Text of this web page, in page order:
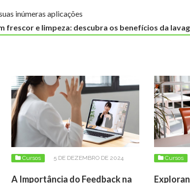
inúmeras aplicações
frescor e limpeza: descubra os benefícios da
Cursos 5 DE DEZEMBRO DE 2024
A Importância do Feedback na
Cursos